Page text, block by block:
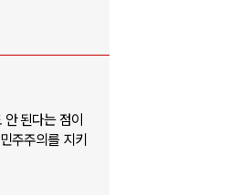
된다는 점이
주주의를 지키